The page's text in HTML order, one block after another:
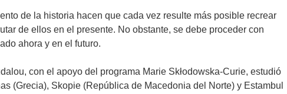
de la historia hacen que cada vez resulte más posible recrear
de ellos en el presente. No obstante, se debe proceder con
ahora y en el futuro.
con el apoyo del programa Marie Skłodowska-Curie, estudió
(Grecia), Skopie (República de Macedonia del Norte) y Estambul